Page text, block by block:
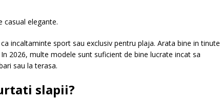
elegante.
incaltaminte sport sau exclusiv pentru plaja. Arata bine in tinute
2026, multe modele sunt suficient de bine lucrate incat sa
sau la terasa.
slapii?